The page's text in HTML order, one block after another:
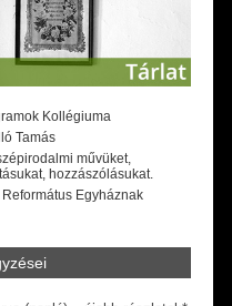
Kollégiuma
Tamás
művüket,
hozzászólásukat.
Egyháznak